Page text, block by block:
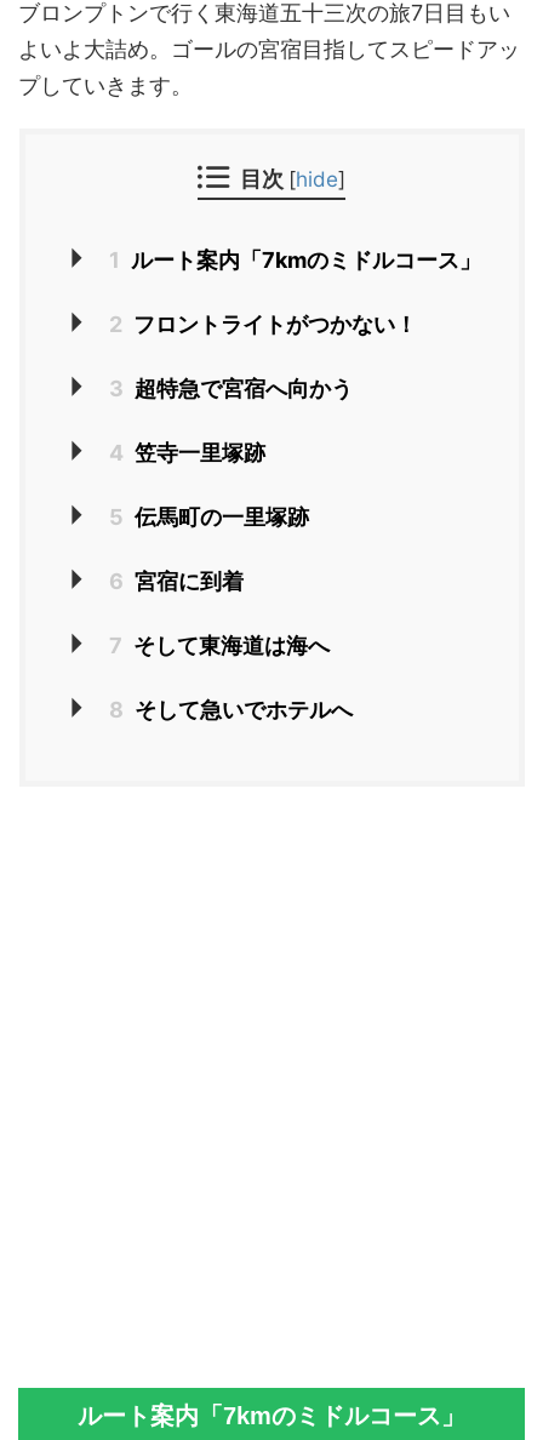
ブロンプトンで行く東海道五十三次の旅7日目もい
よいよ大詰め。ゴールの宮宿目指してスピードアッ
プしていきます。
目次 [hide]
1 ルート案内「7kmのミドルコース」
2 フロントライトがつかない！
3 超特急で宮宿へ向かう
4 笠寺一里塚跡
5 伝馬町の一里塚跡
6 宮宿に到着
7 そして東海道は海へ
8 そして急いでホテルへ
ルート案内「7kmのミドルコース」